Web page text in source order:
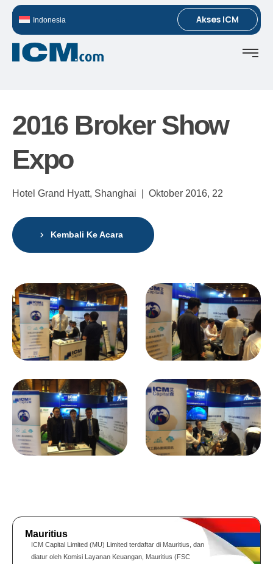
Indonesia Akses ICM
2016 Broker Show
Expo
Hotel Grand Hyatt, Shanghai | Oktober 2016, 22
Kembali Ke Acara
Mauritius
ICM Capital Limited (MU) Limited terdaftar di Mauritius, dan
diatur oleh Komisi Layanan Keuangan, Mauritius (FSC